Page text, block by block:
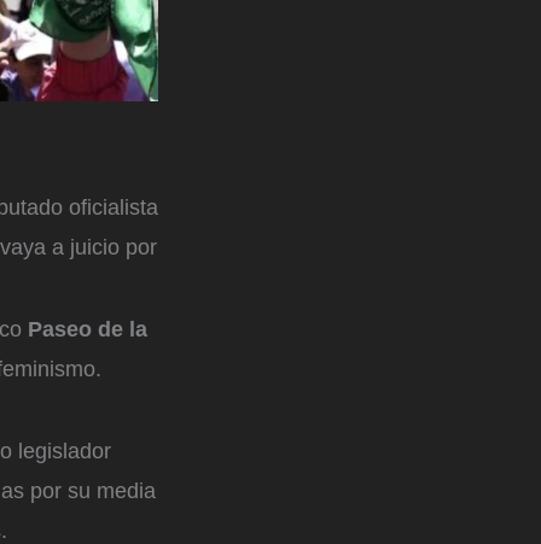
oficialista
a juicio por
Paseo de la
legislador
por su media